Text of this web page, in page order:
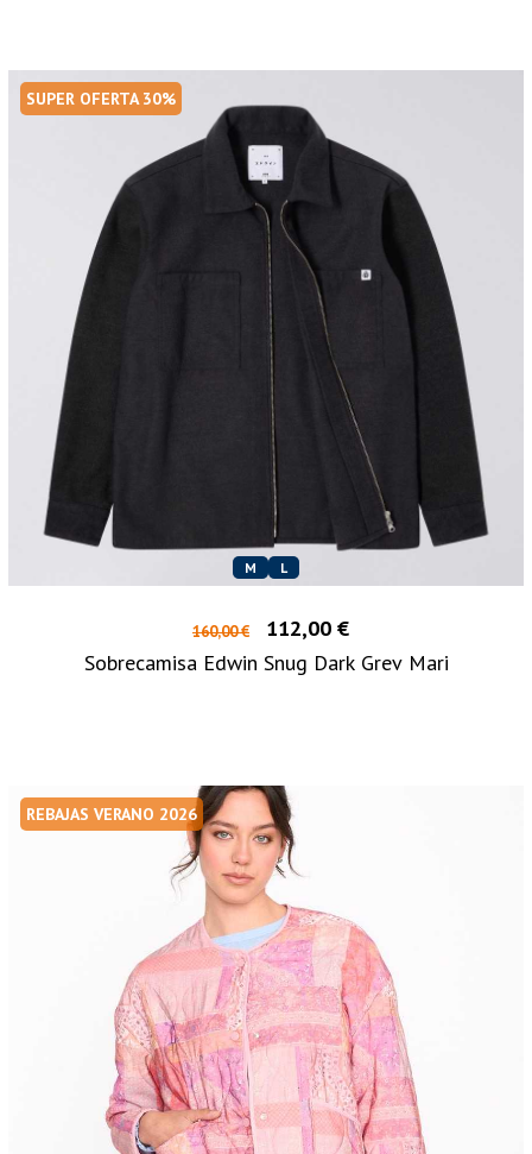
SUPER OFERTA 30%
M L
160,00 €
112,00 €
Sobrecamisa Edwin Snug Dark Grev Mari
REBAJAS VERANO 2026